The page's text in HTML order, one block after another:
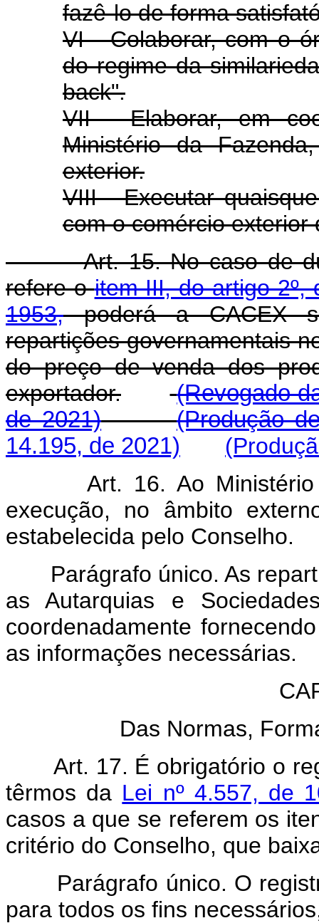
fazê-lo de forma
VI - Colaborar, com o
do regime da
back".
VII - Elaborar, em
Ministério da
exterior.
VIII - Executar
com o comércio
Art. 15. No caso de
refere oitem III, do artigo 2º,
1953,poderá a CACEX
repartições governamentais
do preço de venda dos
exportador.
(Revogado
de 2021)
(Produção
14.195, de 2021)
Art. 16. Ao
execução, no âmbito
estabelecida pelo Conselho.
Parágrafo único. As
as Autarquias e
coordenadamente
as informações necessárias.
Das Normas,
Art. 17. É obrigatório o
têrmos da Lei nº 4.557, de
casos a que se referem os
critério do Conselho, que
Parágrafo único. O
para todos os fins